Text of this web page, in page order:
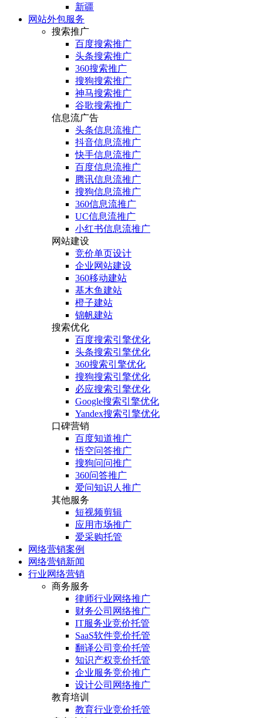
新疆
网站外包服务
搜索推广
百度搜索推广
头条搜索推广
360搜索推广
搜狗搜索推广
神马搜索推广
谷歌搜索推广
信息流广告
头条信息流推广
抖音信息流推广
快手信息流推广
百度信息流推广
腾讯信息流推广
搜狗信息流推广
360信息流推广
UC信息流推广
小红书信息流推广
网站建设
竞价单页设计
企业网站建设
360移动建站
基木鱼建站
橙子建站
锦帆建站
搜索优化
百度搜索引擎优化
头条搜索引擎优化
360搜索引擎优化
搜狗搜索引擎优化
必应搜索引擎优化
Google搜索引擎优化
Yandex搜索引擎优化
口碑营销
百度知道推广
悟空问答推广
搜狗问问推广
360问答推广
爱问知识人推广
其他服务
短视频剪辑
应用市场推广
爱采购托管
网络营销案例
网络营销新闻
行业网络营销
商务服务
律师行业网络推广
财务公司网络推广
IT服务业竞价托管
SaaS软件竞价托管
翻译公司竞价托管
知识产权竞价托管
企业服务竞价推广
设计公司网络推广
教育培训
教育行业竞价托管